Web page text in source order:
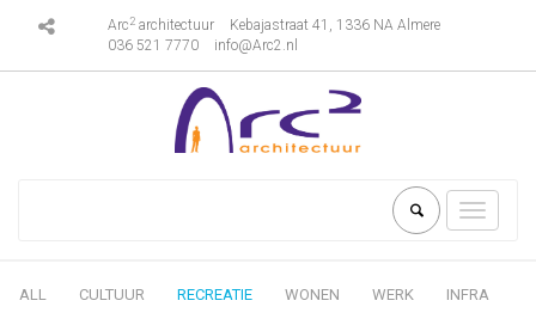
Arc 2architectuur
Kebajastraat 41, 1336 NA Almere
036 521 7770
info@Arc2.nl
Toggle
ALL CULTUUR RECREATIE WONEN WERK INFRA